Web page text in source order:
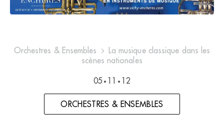
International
Orchestres & Ensembles
La musique classique dans les
scènes nationales
05 • 11 • 12
ORCHESTRES & ENSEMBLES